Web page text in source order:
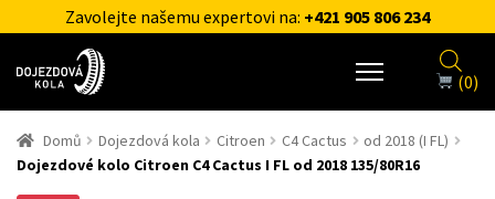
Zavolejte našemu expertovi na: +421 905 806 234
(0)
Domů Dojezdová kola Citroen C4 Cactus
od 2018 (I FL)
Dojezdové kolo Citroen C4 Cactus I FL od 2018 135/80R16